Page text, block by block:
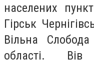
населених
Гірськ
Вільна
області. Вів